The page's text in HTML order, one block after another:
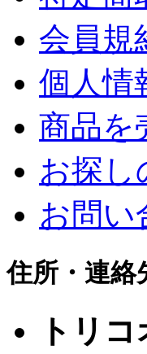
会員規
個人情
商品を
お探し
お問い
住所・連絡
トリ